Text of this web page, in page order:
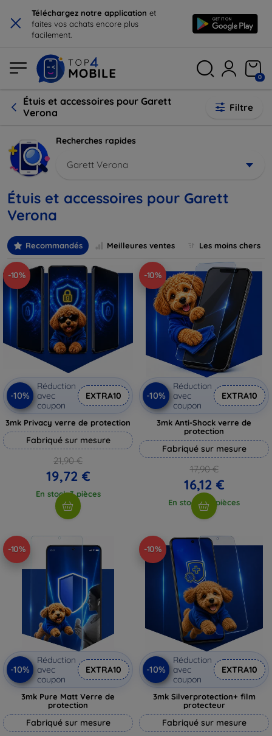
× Téléchargez notre application et
faites vos achats encore plus
facilement.
0
Étuis et accessoires pour Garett
Verona
Filtre
Recherches rapides
Garett Verona
Étuis et accessoires pour Garett
Verona
Recommandés Meilleures ventes Les moins chers
-10%
-10%
Réduction
avec
coupon
EXTRA10
3mk Privacy verre de protection
Fabriqué sur mesure
21,90 €
19,72 €
En stock 3 pièces
-10%
-10%
Réduction
avec
coupon
EXTRA10
3mk Anti-Shock verre de
protection
Fabriqué sur mesure
17,90 €
16,12 €
En stock > 5 pièces
-10%
-10%
Réduction
avec
coupon
EXTRA10
3mk Pure Matt Verre de
protection
Fabriqué sur mesure
-10%
-10%
Réduction
avec
coupon
EXTRA10
3mk Silverprotection+ film
protecteur
Fabriqué sur mesure